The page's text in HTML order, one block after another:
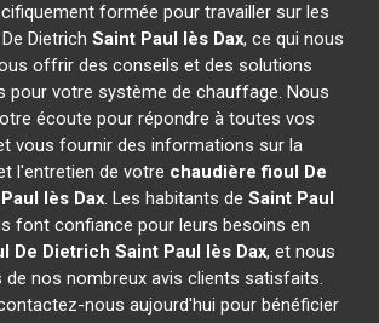
formée pour travailler sur les
Dietrich Saint Paul lès Dax, ce qui nous
offrir des conseils et des solutions
pour votre système de chauffage. Nous
écoute pour répondre à toutes vos
vous fournir des informations sur la
l'entretien de votre chaudière fioul De
lès Dax. Les habitants deSaint Paul
font confiance pour leurs besoins en
De Dietrich Saint Paul lès Dax, et nous
nos nombreux avis clients satisfaits.
nous aujourd'hui pour bénéficier